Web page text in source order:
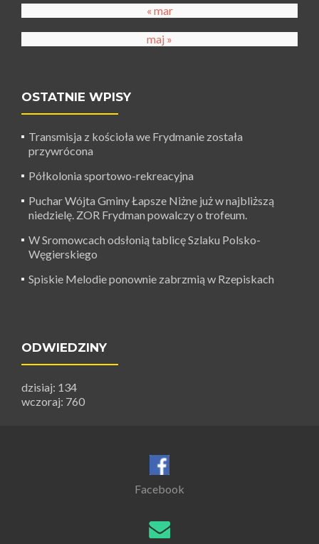
« mar
maj »
OSTATNIE WPISY
Transmisja z kościoła we Frydmanie została
przywrócona
Półkolonia sportowo-rekreacyjna
Puchar Wójta Gminy Łapsze Niżne już w najbliższą
niedzielę. ZOR Frydman powalczy o trofeum.
W Sromowcach odsłonią tablicę Szlaku Polsko-
Węgierskiego
Spiskie Melodie ponownie zabrzmią w Rzepiskach
ODWIEDZINY
dzisiaj: 134
wczoraj: 760
Facebook